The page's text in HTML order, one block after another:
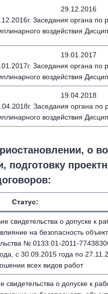
29.12.2016
Заседания органа
воздействия
19.01.2017
Заседания органа
воздействия
19.04.2018
Заседания органа
воздействия
о
подготовку
Статус:
свидетельства о допуске к
на безопасность
№ 0133.01-2011-
с 30.09.2015 года по
всех видов работ
свидетельства о допуске к